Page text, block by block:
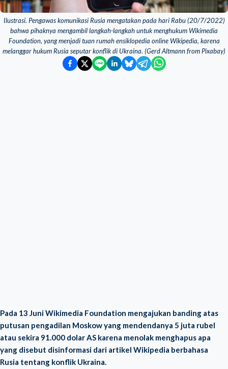
Ilustrasi. Pengawas komunikasi Rusia mengatakan pada hari Rabu (20/7/2022)
bahwa pihaknya mengambil langkah-langkah untuk menghukum Wikimedia
Foundation, yang menjadi tuan rumah ensiklopedia online Wikipedia, karena
melanggar hukum Rusia seputar konflik di Ukraina. (Gerd Altmann from Pixabay)
Pada 13 Juni Wikimedia Foundation mengajukan banding atas
putusan pengadilan Moskow yang mendendanya 5 juta rubel
atau sekira 91.000 dolar AS karena menolak menghapus apa
yang disebut disinformasi dari artikel Wikipedia berbahasa
Rusia tentang konflik Ukraina.